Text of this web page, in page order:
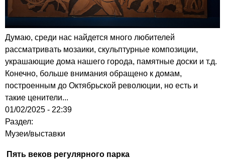
Думаю, среди нас найдется много любителей
рассматривать мозаики, скульптурные композиции,
украшающие дома нашего города, памятные доски и т.д.
Конечно, больше внимания обращено к домам,
построенным до Октябрьской революции, но есть и
такие ценители...
01/02/2025 - 22:39
Раздел:
Музеи/выставки
Пять веков регулярного парка